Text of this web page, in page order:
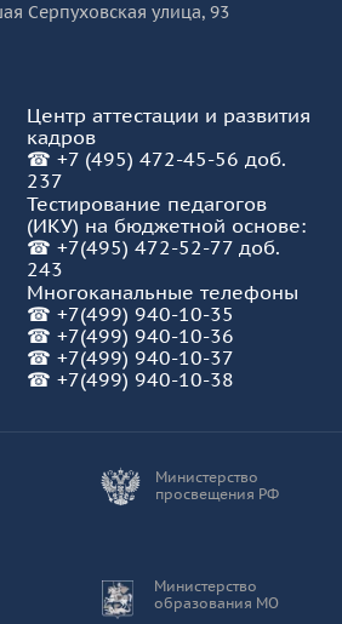
Серпуховская улица, 93
Центр аттестации и развития
кадров
☎ +7 (495) 472-45-56 доб.
237
Тестирование педагогов
(ИКУ) на бюджетной основе:
☎ +7(495) 472-52-77 доб.
243
Многоканальные телефоны
☎ +7(499) 940-10-35
☎ +7(499) 940-10-36
☎ +7(499) 940-10-37
☎ +7(499) 940-10-38
Министерство
просвещения РФ
Министерство
образования МО